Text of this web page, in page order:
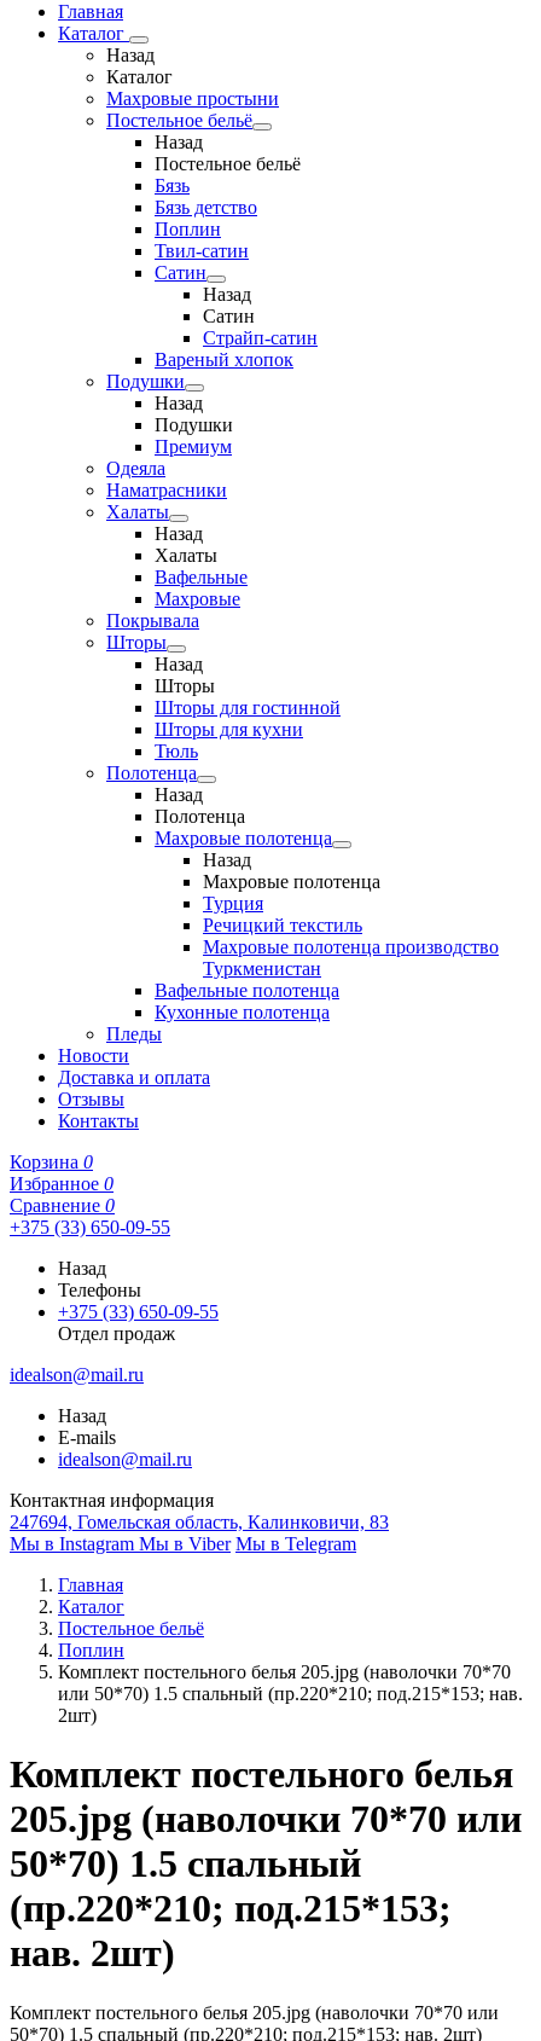
Главная
Каталог
Назад
Каталог
Махровые простыни
Постельное бельё
Назад
Постельное бельё
Бязь
Бязь детство
Поплин
Твил-сатин
Сатин
Назад
Сатин
Страйп-сатин
Вареный хлопок
Подушки
Назад
Подушки
Премиум
Одеяла
Наматрасники
Халаты
Назад
Халаты
Вафельные
Махровые
Покрывала
Шторы
Назад
Шторы
Шторы для гостинной
Шторы для кухни
Тюль
Полотенца
Назад
Полотенца
Махровые полотенца
Назад
Махровые полотенца
Турция
Речицкий текстиль
Махровые полотенца производство
Туркменистан
Вафельные полотенца
Кухонные полотенца
Пледы
Новости
Доставка и оплата
Отзывы
Контакты
Корзина 0
Избранное 0
Сравнение 0
+375 (33) 650-09-55
Назад
Телефоны
+375 (33) 650-09-55
Отдел продаж
idealson@mail.ru
Назад
E-mails
idealson@mail.ru
Контактная информация
247694, Гомельская область, Калинковичи, 83
Мы в Instagram Мы в Viber Мы в Telegram
Главная
Каталог
Постельное бельё
Поплин
Комплект постельного белья 205.jpg (наволочки 70*70
или 50*70) 1.5 спальный (пр.220*210; под.215*153; нав.
2шт)
Комплект постельного белья
205.jpg (наволочки 70*70 или
50*70) 1.5 спальный
(пр.220*210; под.215*153;
нав. 2шт)
Комплект постельного белья 205.jpg (наволочки 70*70 или
50*70) 1.5 спальный (пр.220*210; под.215*153; нав. 2шт)